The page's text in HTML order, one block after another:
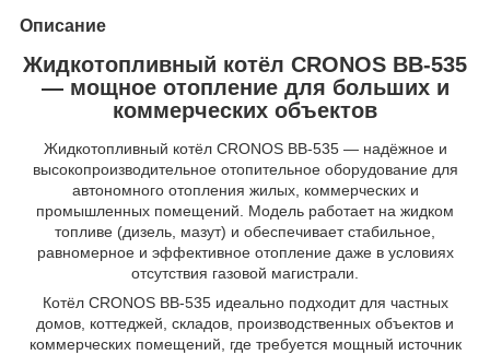
Описание
Жидкотопливный котёл CRONOS BB-535
— мощное отопление для больших и
коммерческих объектов
Жидкотопливный котёл CRONOS BB-535 — надёжное и
высокопроизводительное отопительное оборудование для
автономного отопления жилых, коммерческих и
промышленных помещений. Модель работает на жидком
топливе (дизель, мазут) и обеспечивает стабильное,
равномерное и эффективное отопление даже в условиях
отсутствия газовой магистрали.
Котёл CRONOS BB-535 идеально подходит для частных
домов, коттеджей, складов, производственных объектов и
коммерческих помещений, где требуется мощный источник